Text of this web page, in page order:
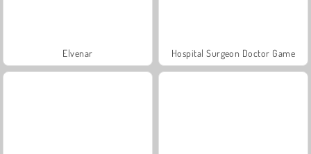
Elvenar Hospital Surgeon Doctor Game